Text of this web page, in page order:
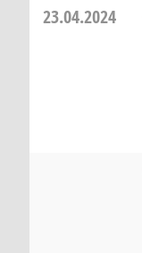
23.04.2024